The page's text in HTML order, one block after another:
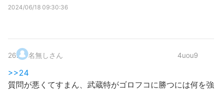
2024/06/18 09:30:36
26. 名無しさん 4uou9
>>24
質問が悪くてすまん、武蔵特がゴロフコに勝つには何を強